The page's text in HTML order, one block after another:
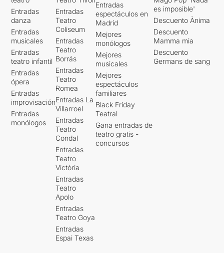
Entradas
danza
Entradas
musicales
Entradas
teatro infantil
Entradas
ópera
Entradas
improvisación
Entradas
monólogos
Entradas
Teatro
Coliseum
Entradas
Teatro
Borrás
Entradas
Teatro
Romea
Entradas La
Villarroel
Entradas
Teatro
Condal
Entradas
Teatro
Victòria
Entradas
Teatro
Apolo
Entradas
Teatro Goya
Entradas
Espai Texas
Entradas
espectáculos en
Madrid
Mejores
monólogos
Mejores
musicales
Mejores
espectáculos
familiares
Black Friday
Teatral
Gana entradas de
teatro gratis -
concursos
es imposible'
Descuento Ànima
Descuento
Mamma mia
Descuento
Germans de sang